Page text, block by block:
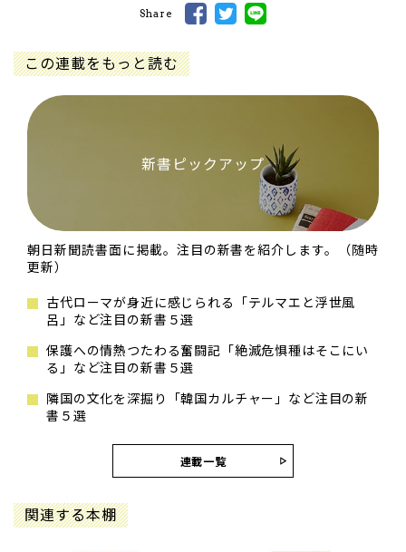
Share
この連載をもっと読む
新書ピックアップ
朝日新聞読書面に掲載。注目の新書を紹介します。（随時
更新）
古代ローマが身近に感じられる「テルマエと浮世風
呂」など注目の新書５選
保護への情熱つたわる奮闘記「絶滅危惧種はそこにい
る」など注目の新書５選
隣国の文化を深掘り「韓国カルチャー」など注目の新
書５選
連載一覧
関連する本棚